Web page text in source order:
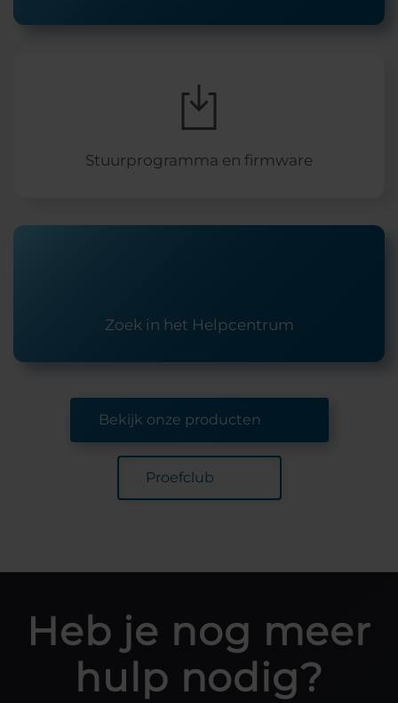
Stuurprogramma en firmware
Zoek in het Helpcentrum
Bekijk onze producten
Proefclub
Heb je nog meer
hulp nodig?